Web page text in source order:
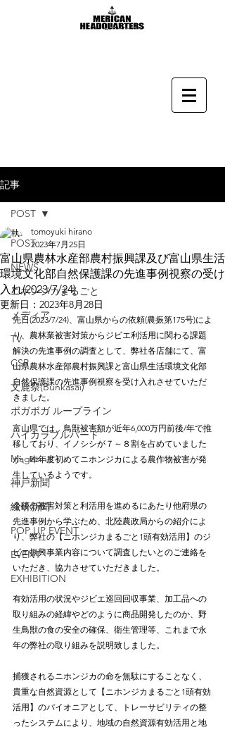
記事
POST
NEWS
ニホンジカまるごと
メディア
TV
CSR
文鹿祭(Bunkasai)
ボガボガ ループライン
ハイカラブルバード
Magazine
神戸新聞
繊研新聞
POP UP EVENT
EVENT
EXHIBITION
POST
富山県農林水産部農村振興課及び富山県生活
環境文化部自然保護課の先進事例視察の受け
入れ(2023/7/24)
tomoyuki hirano
2023年7月25日
更新日： 2023年8月28日
先日(2023/7/24)、富山県からの依頼(農振第175号)によ
り、農林業被害対策からジビエ利活用に関わる課題
解決の先進事例の調査として、弊社各店舗にて、富
山県農林水産部農村振興課と富山県生活環境文化部
自然保護課の先進事例視察を受け入れさせていただ
きました。⠀
⠀
富山県では、鳥獣被害額が近年6,000万円前後/年で推
移しており、イノシシが７～８割を占めていました
が、昨年度初めてニホンジカによる農作物被害が発
生しているようです。⠀
⠀
今後の被害対策と利活用を進めるにあたり他府県の
先進事例から学ぶため、北陸農政局からの紹介によ
り、弊社の【ニホンジカまるごと1頭有効活用】のジ
ビエ振興事業内容について調査したいとのご連絡を
いただき、協力させていただきました。⠀
⠀
有効活用の状況やジビエ巡回回収事業、加工品への
取り組みの経緯やどのように商品開発したのか、野
生鳥獣の食の安全の確保、衛生管理等、これまで永
年の弊社の取り組みを説明致しました。⠀
捕獲されるニホンジカの命を無駄にすることなく、
貴重な自然資源として【ニホンジカまるごと1頭有効
活用】のパイオニアとして、トレーサビリティの整
ったシステムにより、地域の自然資源有効活用と地